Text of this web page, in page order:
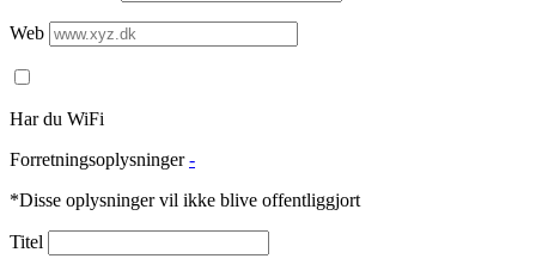
Web
Har du WiFi
Forretningsoplysninger -
*Disse oplysninger vil ikke blive offentliggjort
Titel